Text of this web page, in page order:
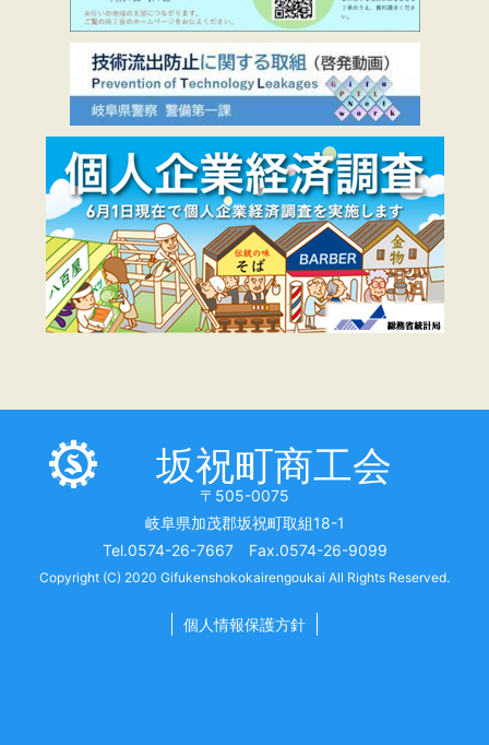
坂祝町商工会
〒505-0075
岐阜県加茂郡坂祝町取組18-1
Tel.0574-26-7667 Fax.0574-26-9099
Copyright (C) 2020 Gifukenshokokairengoukai All Rights Reserved.
個人情報保護方針